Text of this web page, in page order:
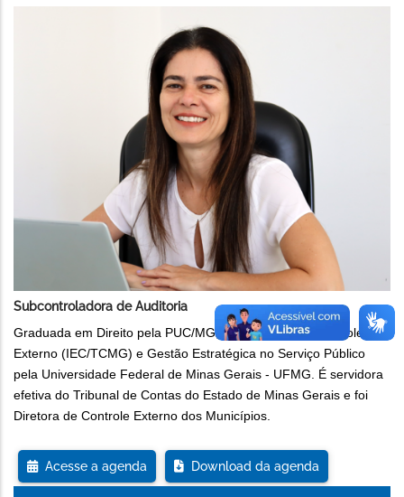
Subcontroladora de Auditoria
Graduada em Direito pela PUC/MG, especialista em Controle
Externo (IEC/TCMG) e Gestão Estratégica no Serviço Público
pela Universidade Federal de Minas Gerais - UFMG. É servidora
efetiva do Tribunal de Contas do Estado de Minas Gerais e foi
Diretora de Controle Externo dos Municípios.
Acesse a agenda Download da agenda